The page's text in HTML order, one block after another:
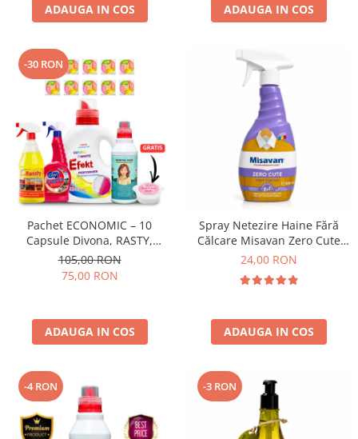
ADAUGA IN COS ADAUGA IN COS
-30 RON
Pachet ECONOMIC – 10
Capsule Divona, RASTY,
ACEPRIN, Efekt, Secretul Deliei
+ Sare Inalbire GRATIS
105,00 RON
75,00 RON
ADAUGA IN COS
Spray Netezire Haine Fără
Călcare Misavan Zero Cute
Zero Parfum 500 ml
24,00 RON
ADAUGA IN COS
-4 RON -3 RON